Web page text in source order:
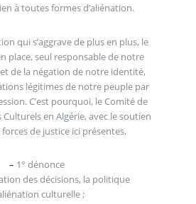
à toutes formes d’aliénation.
en plus, le
place, seul responsable de notre
de la négation de notre identité,
légitimes de notre peuple par
C’est pourquoi, le Comité de
en Algérie, avec le soutien
de justice ici présentes,
– 1° dénonce
des décisions, la politique
culturelle ;